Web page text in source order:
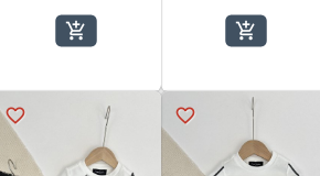
add_shopping_cart
add_shopping_cart
favorite_border
favorite_border